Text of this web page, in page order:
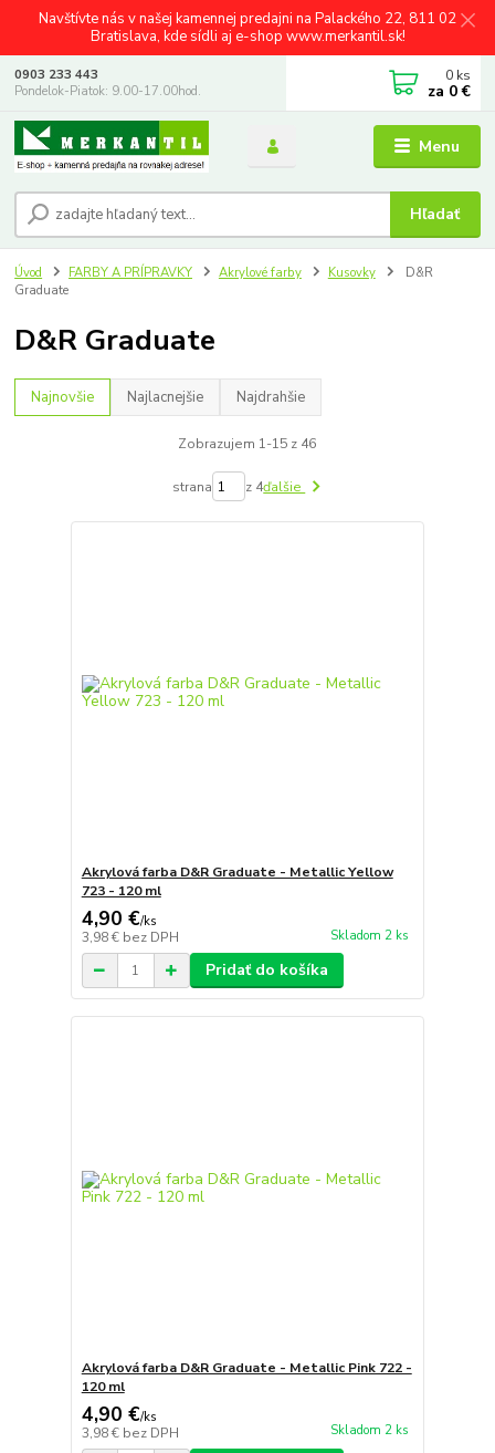
Navštívte nás v našej kamennej predajni na Palackého 22, 811 02
Bratislava, kde sídli aj e-shop www.merkantil.sk!
Menu
Hľadať
0903 233 443
Pondelok-Piatok: 9.00-17.00hod.
0 ks
za 0 €
Úvod FARBY A PRÍPRAVKY Akrylové farby Kusovky
D&R
Graduate
D&R Graduate
Najnovšie Najlacnejšie Najdrahšie
Zobrazujem 1-15 z 46
strana z 4ďalšie
Akrylová farba D&R Graduate - Metallic Yellow
723 - 120 ml
4,90 €/ks
3,98 € bez DPH Skladom 2 ks
Pridať do košíka
Akrylová farba D&R Graduate - Metallic Pink 722 -
120 ml
4,90 €/ks
3,98 € bez DPH Skladom 2 ks